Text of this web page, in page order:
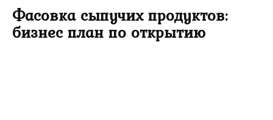
Фасовка сыпучих продуктов:
бизнес план по открытию